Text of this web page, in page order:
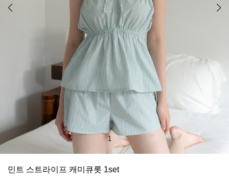
1 / 4
민트 스트라이프 캐미큐롯 1set